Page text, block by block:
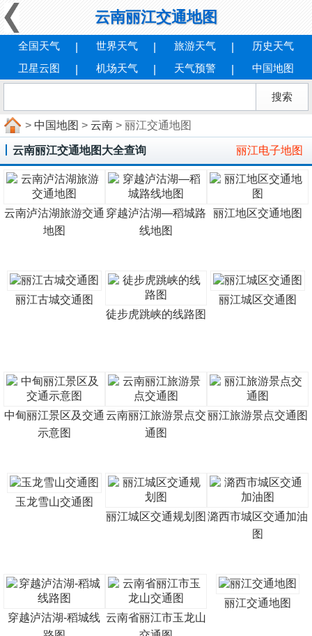
云南丽江交通地图
全国天气 世界天气 旅游天气
历史天气
卫星云图
机场天气 天气预警 中国地图
> 中国地图 > 云南 > 丽江交通地图
云南丽江交通地图大全查询 丽江电子地图
云南泸沽湖旅游交通
地图
穿越泸沽湖—稻城路
线地图
丽江地区交通地图
丽江古城交通图
徒步虎跳峡的线路图
丽江城区交通图
中甸丽江景区及交通
示意图
云南丽江旅游景点交
通图
丽江旅游景点交通图
玉龙雪山交通图
丽江城区交通规划图 潞西市城区交通加油
图
穿越泸沽湖-稻城线 云南省丽江市玉龙山
丽江交通地图